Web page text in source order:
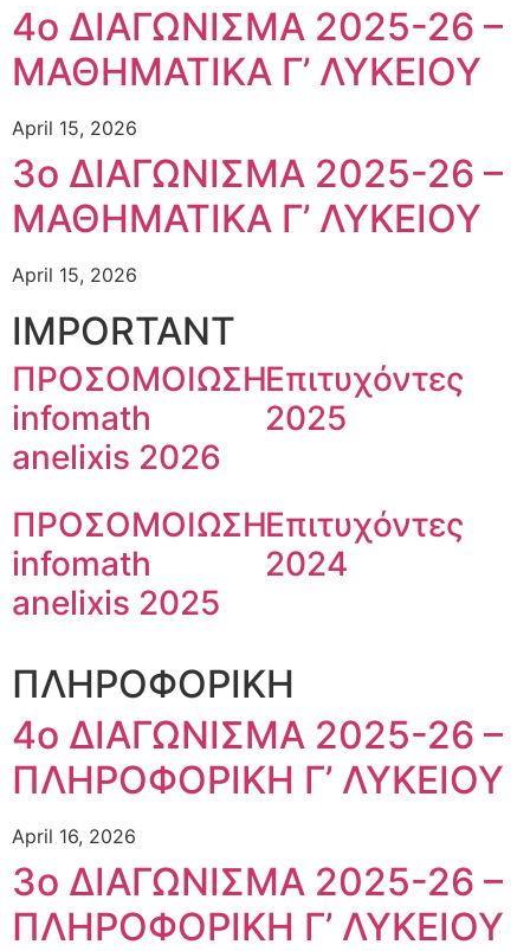
4ο ΔΙΑΓΩΝΙΣΜΑ 2025-26 –
ΜΑΘΗΜΑΤΙΚΑ Γ’ ΛΥΚΕΙΟΥ
April 15, 2026
3ο ΔΙΑΓΩΝΙΣΜΑ 2025-26 –
ΜΑΘΗΜΑΤΙΚΑ Γ’ ΛΥΚΕΙΟΥ
April 15, 2026
IMPORTANT
ΠΡΟΣΟΜΟΙΩΣΗ
infomath
anelixis 2026
Επιτυχόντες
2025
ΠΡΟΣΟΜΟΙΩΣΗ
infomath
anelixis 2025
Επιτυχόντες
2024
ΠΛΗΡΟΦΟΡΙΚΗ
4ο ΔΙΑΓΩΝΙΣΜΑ 2025-26 –
ΠΛΗΡΟΦΟΡΙΚΗ Γ’ ΛΥΚΕΙΟΥ
April 16, 2026
3ο ΔΙΑΓΩΝΙΣΜΑ 2025-26 –
ΠΛΗΡΟΦΟΡΙΚΗ Γ’ ΛΥΚΕΙΟΥ